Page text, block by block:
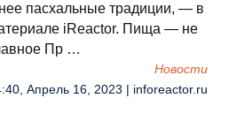
пасхальные традиции, — в
iReactor. Пища — не
Пр …
Новости
Апрель 16, 2023 | inforeactor.ru